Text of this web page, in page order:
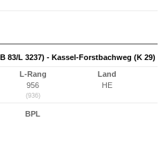
83/L 3237) - Kassel-Forstbachweg (K 29)
L-Rang
956
(936)
Land
HE
BPL